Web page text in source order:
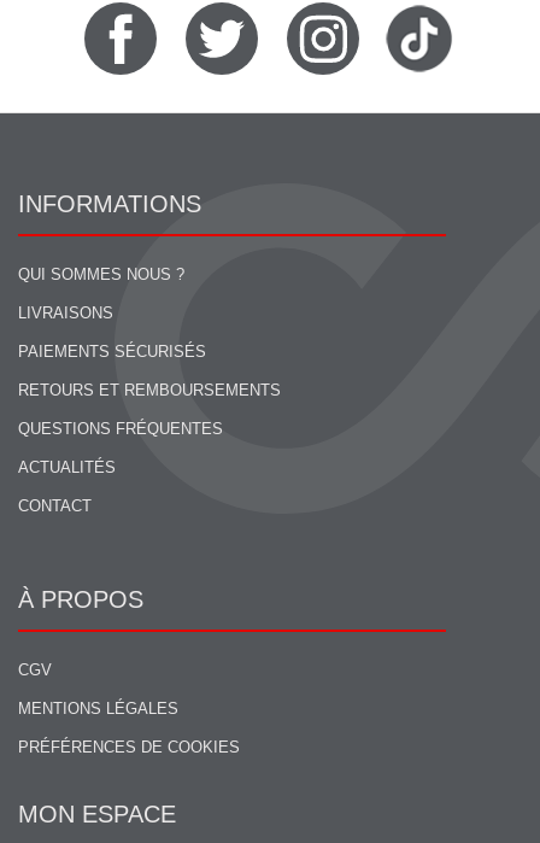
INFORMATIONS
QUI SOMMES NOUS ?
LIVRAISONS
PAIEMENTS SÉCURISÉS
RETOURS ET REMBOURSEMENTS
QUESTIONS FRÉQUENTES
ACTUALITÉS
CONTACT
À PROPOS
CGV
MENTIONS LÉGALES
PRÉFÉRENCES DE COOKIES
MON ESPACE